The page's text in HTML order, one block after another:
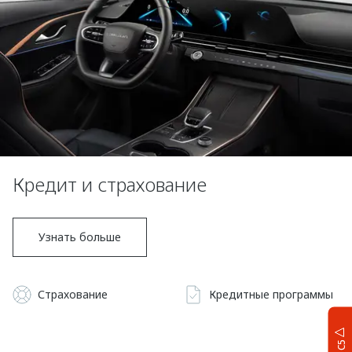
Кредит и страхование
Узнать больше
Страхование Кредитные программы